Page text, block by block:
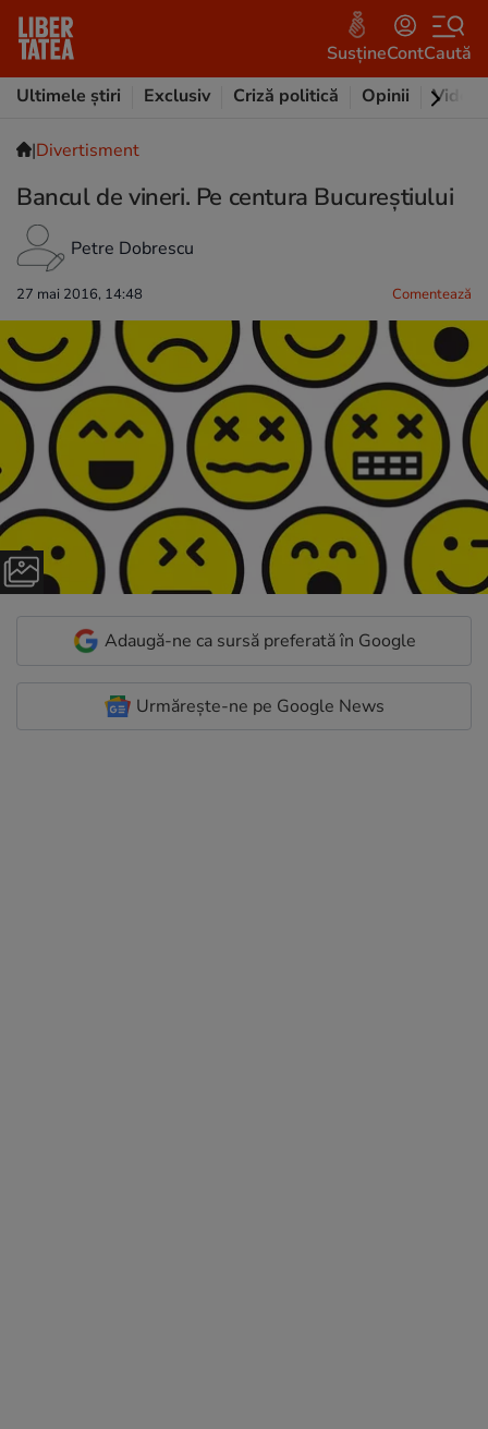
SusțineContCaută
Ultimele știri
Exclusiv Criză politică Opinii Video
|Divertisment
Bancul de vineri. Pe centura Bucureştiului
Petre Dobrescu
27 mai 2016, 14:48 Comentează
Adaugă-ne ca sursă preferată în Google
Urmărește-ne pe Google News